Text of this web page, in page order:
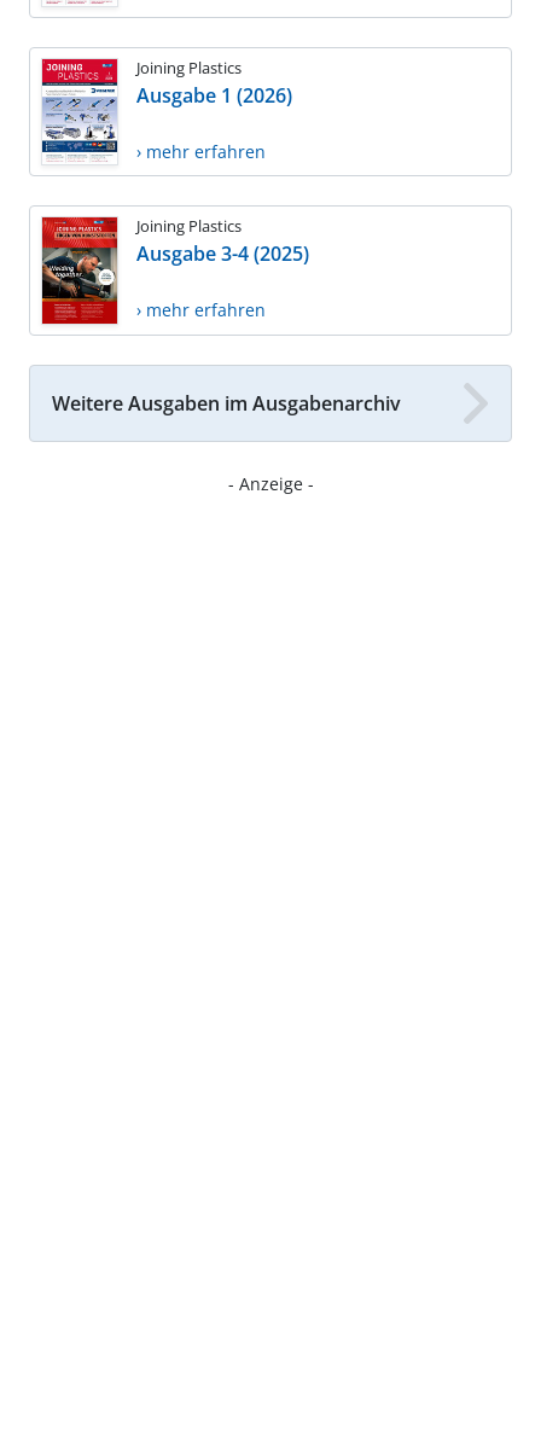
Joining Plastics
Ausgabe 1 (2026)
› mehr erfahren
Joining Plastics
Ausgabe 3-4 (2025)
› mehr erfahren
Weitere Ausgaben im Ausgabenarchiv
- Anzeige -